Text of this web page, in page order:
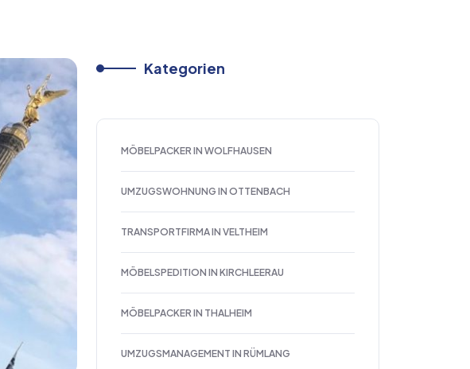
Kategorien
MÖBELPACKER IN WOLFHAUSEN
UMZUGSWOHNUNG IN OTTENBACH
TRANSPORTFIRMA IN VELTHEIM
MÖBELSPEDITION IN KIRCHLEERAU
MÖBELPACKER IN THALHEIM
UMZUGSMANAGEMENT IN RÜMLANG